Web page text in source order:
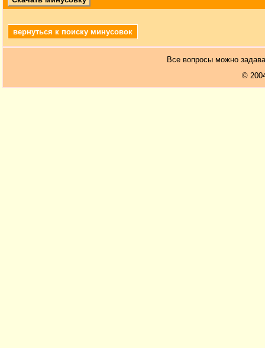
вернуться к поиску минусовок
Все вопросы можно
©